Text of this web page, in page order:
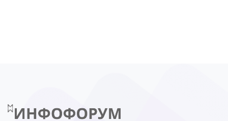
МИНЦИФРЫ РОССИИ NGFW